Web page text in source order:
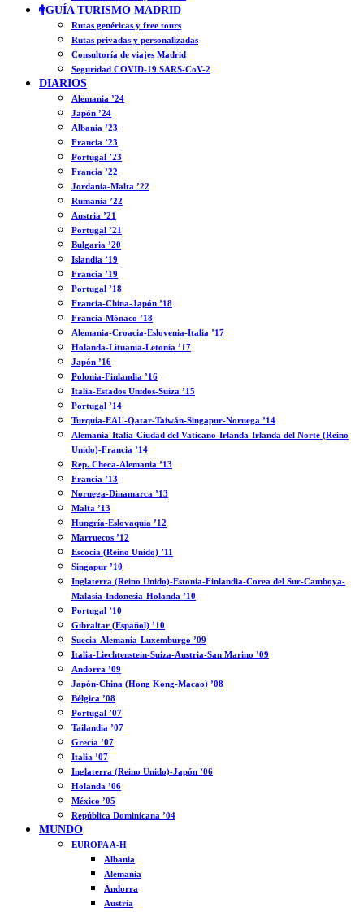
GUÍA TURISMO MADRID
Rutas genéricas y free tours
Rutas privadas y personalizadas
Consultoría de viajes Madrid
Seguridad COVID-19 SARS-CoV-2
DIARIOS
Alemania ’24
Japón ’24
Albania ’23
Francia ’23
Portugal ’23
Francia ’22
Jordania-Malta ’22
Rumanía ’22
Austria ’21
Portugal ’21
Bulgaria ’20
Islandia ’19
Francia ’19
Portugal ’18
Francia-China-Japón ’18
Francia-Mónaco ’18
Alemania-Croacia-Eslovenia-Italia ’17
Holanda-Lituania-Letonia ’17
Japón ’16
Polonia-Finlandia ’16
Italia-Estados Unidos-Suiza ’15
Portugal ’14
Turquía-EAU-Qatar-Taiwán-Singapur-Noruega ’14
Alemania-Italia-Ciudad del Vaticano-Irlanda-Irlanda del Norte (Reino
Unido)-Francia ’14
Rep. Checa-Alemania ’13
Francia ’13
Noruega-Dinamarca ’13
Malta ’13
Hungría-Eslovaquia ’12
Marruecos ’12
Escocia (Reino Unido) ’11
Singapur ’10
Inglaterra (Reino Unido)-Estonia-Finlandia-Corea del Sur-Camboya-
Malasia-Indonesia-Holanda ’10
Portugal ’10
Gibraltar (Español) ’10
Suecia-Alemania-Luxemburgo ’09
Italia-Liechtenstein-Suiza-Austria-San Marino ’09
Andorra ’09
Japón-China (Hong Kong-Macao) ’08
Bélgica ’08
Portugal ’07
Tailandia ’07
Grecia ’07
Italia ’07
Inglaterra (Reino Unido)-Japón ’06
Holanda ’06
México ’05
República Dominicana ’04
MUNDO
EUROPA A-H
Albania
Alemania
Andorra
Austria